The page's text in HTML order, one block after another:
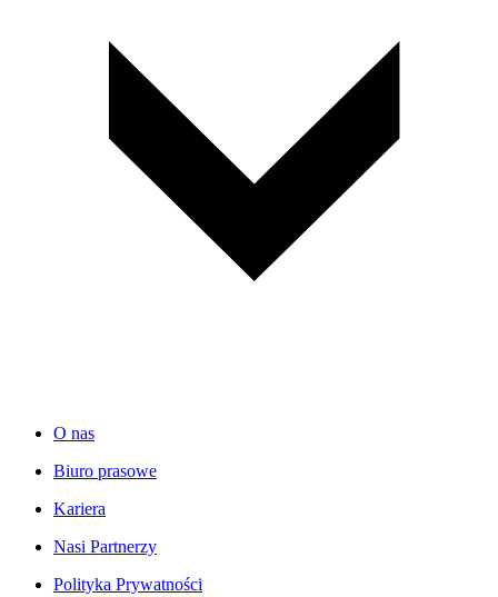
O nas
Biuro prasowe
Kariera
Nasi Partnerzy
Polityka Prywatności